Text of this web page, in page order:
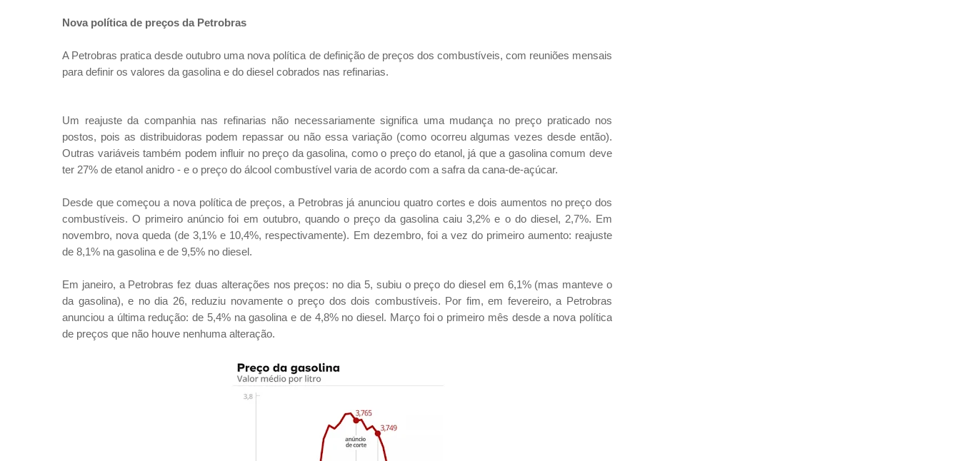
Nova política de preços da Petrobras
A Petrobras pratica desde outubro uma nova política de definição de preços dos combustíveis, com reuniões mensais
para definir os valores da gasolina e do diesel cobrados nas refinarias.
Um reajuste da companhia nas refinarias não necessariamente significa uma mudança no preço praticado nos
postos, pois as distribuidoras podem repassar ou não essa variação (como ocorreu algumas vezes desde então).
Outras variáveis também podem influir no preço da gasolina, como o preço do etanol, já que a gasolina comum deve
ter 27% de etanol anidro - e o preço do álcool combustível varia de acordo com a safra da cana-de-açúcar.
Desde que começou a nova política de preços, a Petrobras já anunciou quatro cortes e dois aumentos no preço dos
combustíveis. O primeiro anúncio foi em outubro, quando o preço da gasolina caiu 3,2% e o do diesel, 2,7%. Em
novembro, nova queda (de 3,1% e 10,4%, respectivamente). Em dezembro, foi a vez do primeiro aumento: reajuste
de 8,1% na gasolina e de 9,5% no diesel.
Em janeiro, a Petrobras fez duas alterações nos preços: no dia 5, subiu o preço do diesel em 6,1% (mas manteve o
da gasolina), e no dia 26, reduziu novamente o preço dos dois combustíveis. Por fim, em fevereiro, a Petrobras
anunciou a última redução: de 5,4% na gasolina e de 4,8% no diesel. Março foi o primeiro mês desde a nova política
de preços que não houve nenhuma alteração.